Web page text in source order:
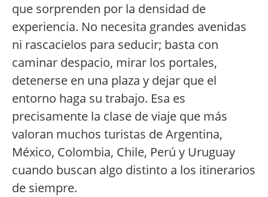
que sorprenden por la densidad de
experiencia. No necesita grandes avenidas
ni rascacielos para seducir; basta con
caminar despacio, mirar los portales,
detenerse en una plaza y dejar que el
entorno haga su trabajo. Esa es
precisamente la clase de viaje que más
valoran muchos turistas de Argentina,
México, Colombia, Chile, Perú y Uruguay
cuando buscan algo distinto a los itinerarios
de siempre.